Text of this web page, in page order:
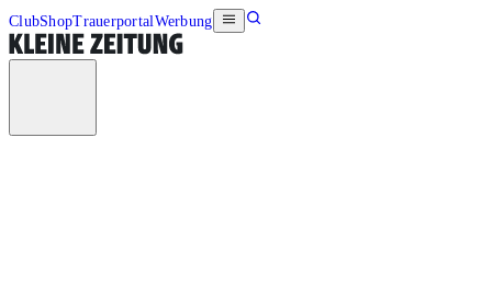
ClubShopTrauerportalWerbung